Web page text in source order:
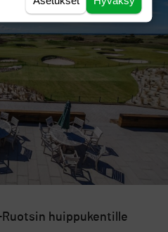
huippukentille